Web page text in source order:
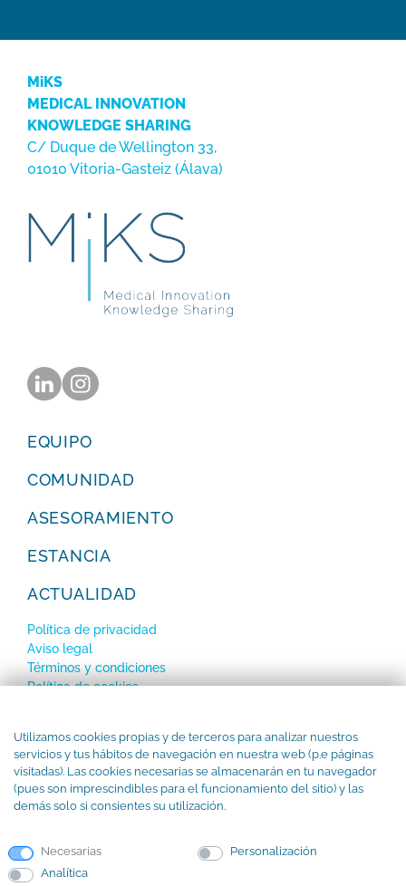
Utilizamos cookies propias y de terceros para analizar nuestros
servicios y tus hábitos de navegación en nuestra web (p.e páginas
visitadas). Las cookies necesarias se almacenarán en tu navegador
(pues son imprescindibles para el funcionamiento del sitio) y las
demás solo si consientes su utilización.
Necesarias
Personalización
Analítica
MiKS
MEDICAL INNOVATION
KNOWLEDGE SHARING
C/ Duque de Wellington 33,
01010 Vitoria-Gasteiz (Álava)
EQUIPO
COMUNIDAD
ASESORAMIENTO
ESTANCIA
ACTUALIDAD
Política de privacidad
Aviso legal
Términos y condiciones
Política de cookies
SUBSCRÍBETE a nuestro Newsletter